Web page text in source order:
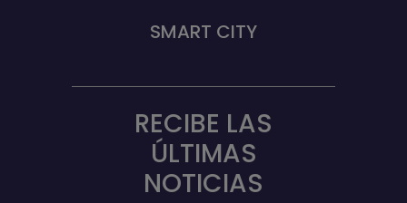
SMART CITY
RECIBE LAS
ÚLTIMAS
NOTICIAS